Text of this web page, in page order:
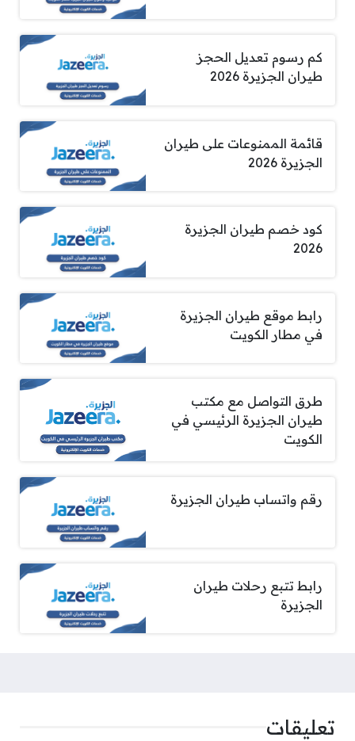
كم رسوم تعديل الحجز
طيران الجزيرة 2026
قائمة الممنوعات على طيران
الجزيرة 2026
كود خصم طيران الجزيرة
2026
رابط موقع طيران الجزيرة
في مطار الكويت
طرق التواصل مع مكتب
طيران الجزيرة الرئيسي في
الكويت
رقم واتساب طيران الجزيرة
رابط تتبع رحلات طيران
الجزيرة
تعليقات